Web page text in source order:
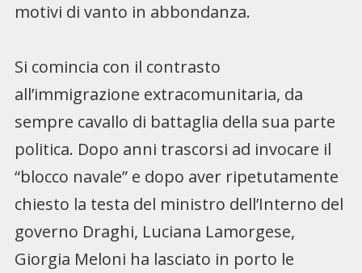
motivi di vanto in abbondanza.
Si comincia con il contrasto
all’immigrazione extracomunitaria, da
sempre cavallo di battaglia della sua parte
politica. Dopo anni trascorsi ad invocare il
“blocco navale” e dopo aver ripetutamente
chiesto la testa del ministro dell’Interno del
governo Draghi, Luciana Lamorgese,
Giorgia Meloni ha lasciato in porto le